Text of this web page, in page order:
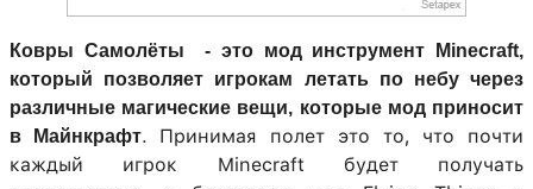
Ковры Самолёты - это мод инструмент Minecraft,
который позволяет игрокам летать по небу через
различные магические вещи, которые мод приносит
в Майнкрафт. Принимая полет это то, что почти
каждый игрок Minecraft будет получать